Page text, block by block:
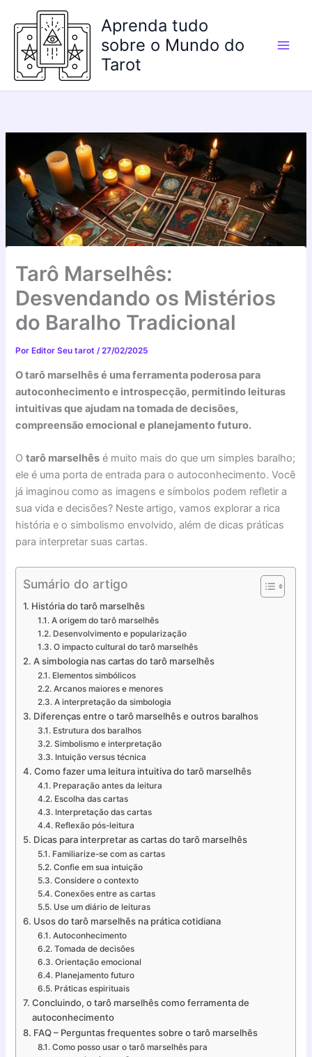
para
conteúdo
Aprenda tudo
sobre o Mundo do
Tarot
Tarô Marselhês:
Desvendando os Mistérios
do Baralho Tradicional
PorEditor Seu tarot /27/02/2025
O tarô marselhês é uma ferramenta poderosa para
autoconhecimento e introspecção, permitindo leituras
intuitivas que ajudam na tomada de decisões,
compreensão emocional e planejamento futuro.
Otarô marselhês é muito mais do que um simples baralho;
ele é uma porta de entrada para o autoconhecimento. Você
já imaginou como as imagens e símbolos podem refletir a
sua vida e decisões? Neste artigo, vamos explorar a rica
história e o simbolismo envolvido, além de dicas práticas
para interpretar suas cartas.
Sumário do artigo
História do tarô marselhês
A origem do tarô marselhês
Desenvolvimento e popularização
O impacto cultural do tarô marselhês
A simbologia nas cartas do tarô marselhês
Elementos simbólicos
Arcanos maiores e menores
A interpretação da simbologia
Diferenças entre o tarô marselhês e outros baralhos
Estrutura dos baralhos
Simbolismo e interpretação
Intuição versus técnica
Como fazer uma leitura intuitiva do tarô marselhês
Preparação antes da leitura
Escolha das cartas
Interpretação das cartas
Reflexão pós-leitura
Dicas para interpretar as cartas do tarô marselhês
Familiarize-se com as cartas
Confie em sua intuição
Considere o contexto
Conexões entre as cartas
Use um diário de leituras
Usos do tarô marselhês na prática cotidiana
Autoconhecimento
Tomada de decisões
Orientação emocional
Planejamento futuro
Práticas espirituais
Concluindo, o tarô marselhês como ferramenta de
autoconhecimento
FAQ – Perguntas frequentes sobre o tarô marselhês
Como posso usar o tarô marselhês para